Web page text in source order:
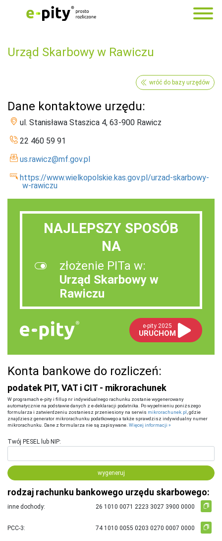
Urząd Skarbowy w Rawiczu
wróć do bazy urzędów
Dane kontaktowe urzędu:
ul. Stanisława Staszica 4, 63-900 Rawicz
22 460 59 91
us.rawicz@mf.gov.pl
https://www.wielkopolskie.kas.gov.pl/urzad-skarbowy-
w-rawiczu
NAJLEPSZY SPOSÓB
NA
złożenie PITa w:
Urząd Skarbowy w
Rawiczu
e-pity 2025
URUCHOM
Konta bankowe do rozliczeń:
podatek PIT, VAT i CIT - mikrorachunek
W programach e-pity i fillup nr indywidualnego rachunku zostanie wygenerowany
automatycznie na podstawie danych z e-deklaracji podatnika. Po wypełnieniu poniższego
formularza i zatwierdzeniu zostaniesz przeniesiony na serwis mikrorachunek.pl , gdzie
znajdziesz generator mikrorachunku podatkowego a także sprawdzisz indywidualny numer
mikrorachunku. Dane z formularza nie są zapisywane. Więcej informacji »
Twój PESEL lub NIP:
wygeneruj
rodzaj rachunku bankowego urzędu skarbowego:
inne dochody:
PCC-3: